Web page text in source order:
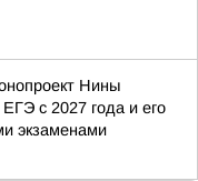
Нины
с 2027 года и его
экзаменами